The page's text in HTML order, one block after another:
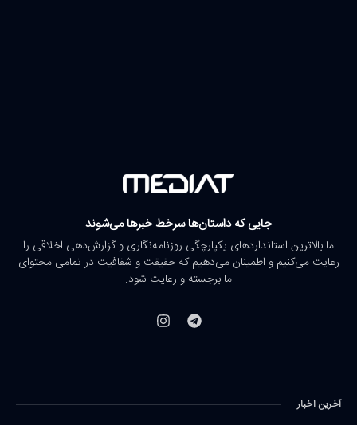
جایی که داستان‌ها سرخط خبرها می‌شوند
ما بالاترین استانداردهای یکپارچگی روزنامه‌نگاری و گزارش‌دهی اخلاقی را
رعایت می‌کنیم و اطمینان می‌دهیم که حقیقت و شفافیت در تمامی محتوای
ما برجسته و رعایت شود.
آخرین اخبار